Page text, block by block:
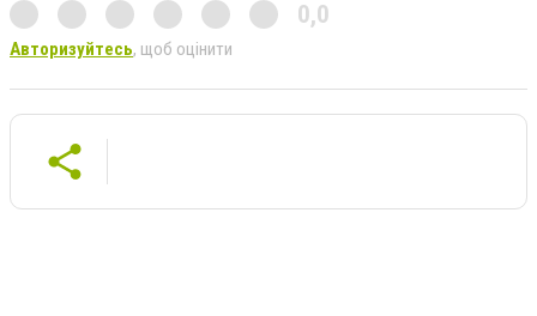
0,0
Авторизуйтесь, щоб оцінити